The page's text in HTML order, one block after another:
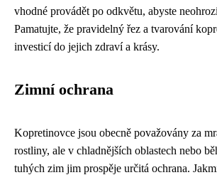
vhodné provádět po odkvětu, abyste
Pamatujte, že pravidelný řez a tvarování
investicí do jejich zdraví a krásy.
Zimní ochrana
Kopretinovce jsou obecně považovány za
rostliny, ale v chladnějších oblastech nebo
tuhých zim jim prospěje určitá ochrana.